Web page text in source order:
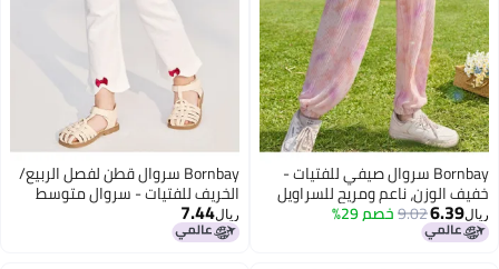
Bornbay سروال صيفي للفتيات -
ناعم ومريح للسراويل
للأطفال الكبار
9.02خصم 29%
Bornbay سروال قطن لفصل الربيع/
الخريف للفتيات - سروال متوسط
الارتفاع مع فتحة واسعة، ملابس
كاجوال بسيطة وأنيقة للأطفال
7.44